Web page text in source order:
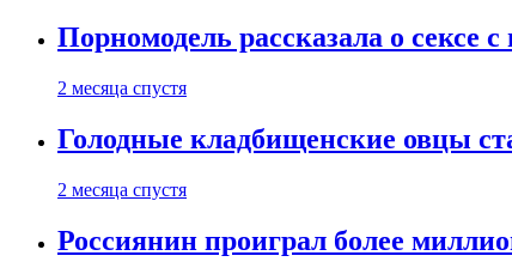
Порномодель рассказала о сексе
2 месяца спустя
Голодные кладбищенские овцы
2 месяца спустя
Россиянин проиграл более